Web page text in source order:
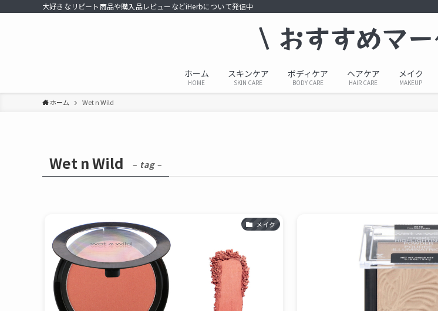
大好きなリピート商品や購入品レビューなどiHerbについて発信中
ホーム
HOME
スキンケア
SKIN CARE
ボディケア
BODY CARE
ヘアケア
HAIR CARE
メイク
MAKEUP
ホーム Wet n Wild
Wet n Wild – tag –
メイク